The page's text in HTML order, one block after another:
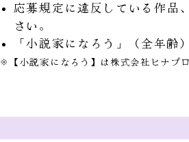
応募規定に違反している作品
さい。
「小説家になろう」（全年
※【小説家になろう】は株式会社ヒナプ